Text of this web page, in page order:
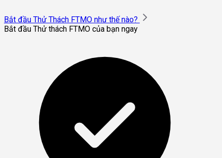
Bắt đầu Thử Thách FTMO như thế nào?
Bắt đầu Thử thách FTMO của bạn ngay